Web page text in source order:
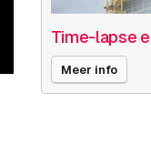
Time-lapse
Meer info